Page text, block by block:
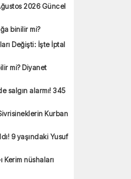
2026 Güncel
binilir mi?
Değişti: İşte İptal
mi? Diyanet
salgın alarmı! 345
Kurban
9 yaşındaki Yusuf
Kerim nüshaları